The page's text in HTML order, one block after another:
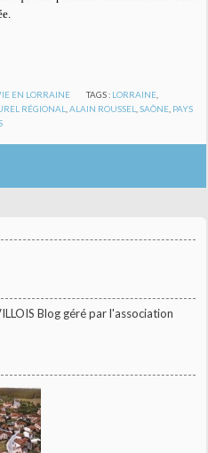
Blog géré par l'association
EN LORRAINE TAGS : LORRAINE
RÉGIONAL ,ALAIN ROUSSEL ,SAÔNE PAYS